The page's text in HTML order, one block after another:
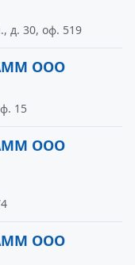
д. 30, оф. 519
ООО
15
ООО
ООО